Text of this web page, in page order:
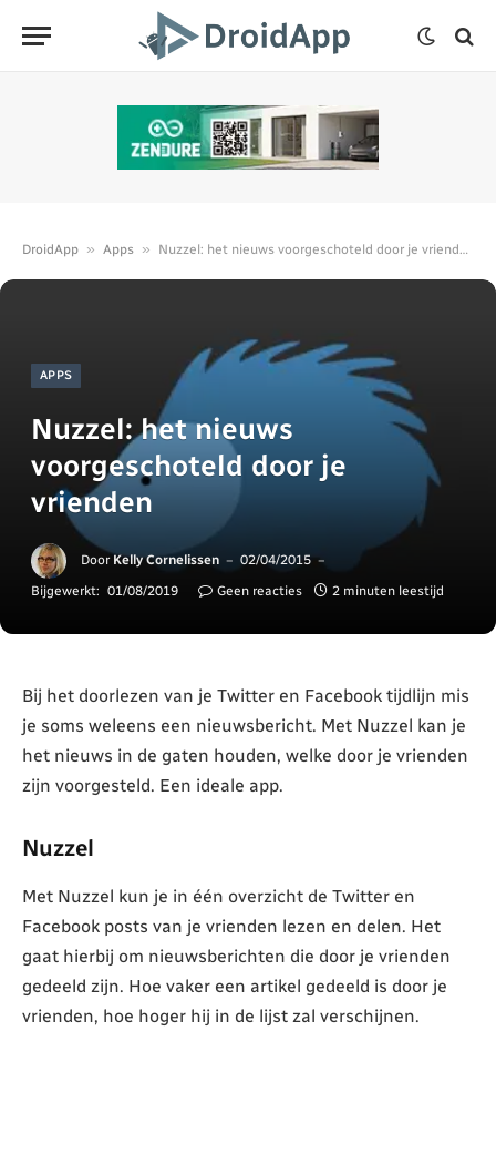
DroidApp » Apps » Nuzzel: het nieuws voorgeschoteld door je vrienden
APPS
Nuzzel: het nieuws
voorgeschoteld door je
vrienden
Door Kelly Cornelissen
02/04/2015
Bijgewerkt: 01/08/2019 Geen reacties 2 minuten leestijd
Bij het doorlezen van je Twitter en Facebook tijdlijn mis
je soms weleens een nieuwsbericht. Met Nuzzel kan je
het nieuws in de gaten houden, welke door je vrienden
zijn voorgesteld. Een ideale app.
Nuzzel
Met Nuzzel kun je in één overzicht de Twitter en
Facebook posts van je vrienden lezen en delen. Het
gaat hierbij om nieuwsberichten die door je vrienden
gedeeld zijn. Hoe vaker een artikel gedeeld is door je
vrienden, hoe hoger hij in de lijst zal verschijnen.